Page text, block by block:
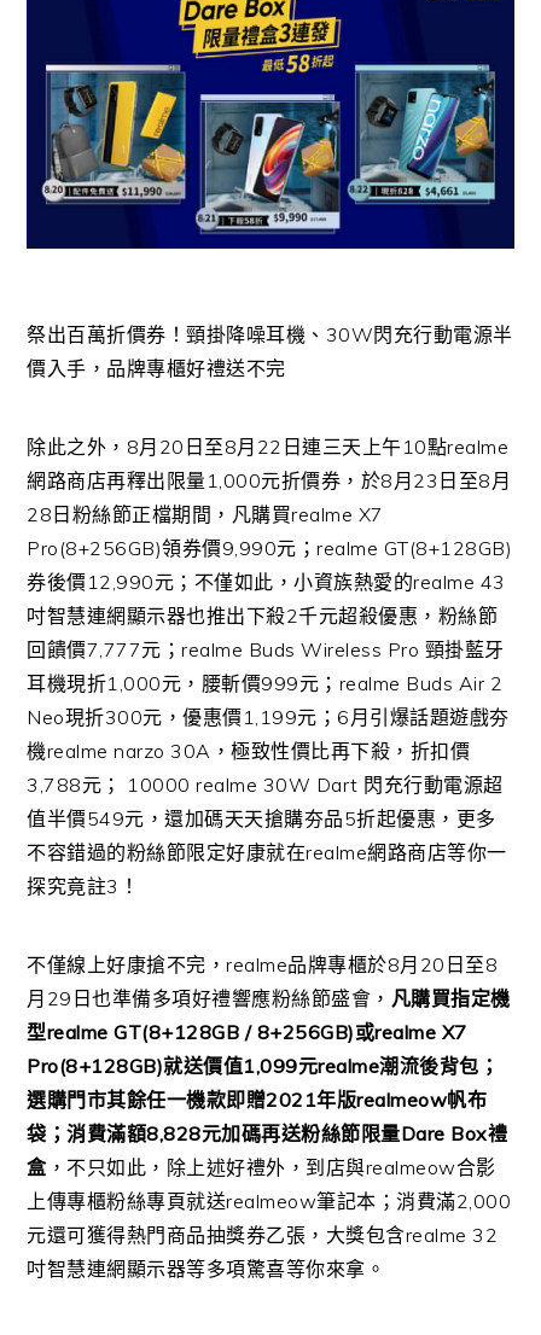
祭出百萬折價券！頸掛降噪耳機、30W閃充行動電源半
價入手，品牌專櫃好禮送不完
除此之外，8月20日至8月22日連三天上午10點realme
網路商店再釋出限量1,000元折價券，於8月23日至8月
28日粉絲節正檔期間，凡購買realme X7
Pro(8+256GB)領券價9,990元；realme GT(8+128GB)
券後價12,990元；不僅如此，小資族熱愛的realme 43
吋智慧連網顯示器也推出下殺2千元超殺優惠，粉絲節
回饋價7,777元；realme Buds Wireless Pro 頸掛藍牙
耳機現折1,000元，腰斬價999元；realme Buds Air 2
Neo現折300元，優惠價1,199元；6月引爆話題遊戲夯
機realme narzo 30A，極致性價比再下殺，折扣價
3,788元； 10000 realme 30W Dart 閃充行動電源超
值半價549元，還加碼天天搶購夯品5折起優惠，更多
不容錯過的粉絲節限定好康就在realme網路商店等你一
探究竟註3！
不僅線上好康搶不完，realme品牌專櫃於8月20日至8
月29日也準備多項好禮響應粉絲節盛會， 凡購買指定機
型realme GT(8+128GB / 8+256GB)或realme X7
Pro(8+128GB)就送價值1,099元realme潮流後背包；
選購門市其餘任一機款即贈2021年版realmeow帆布
袋；消費滿額8,828元加碼再送粉絲節限量Dare Box禮
盒，不只如此，除上述好禮外，到店與realmeow合影
上傳專櫃粉絲專頁就送realmeow筆記本；消費滿2,000
元還可獲得熱門商品抽獎券乙張，大獎包含realme 32
吋智慧連網顯示器等多項驚喜等你來拿。